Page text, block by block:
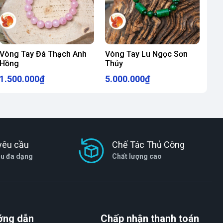
Vòng Tay Đá Thạch Anh
Hồng
1.500.000₫
Vòng Tay Lu Ngọc Sơn
Thủy
5.000.000₫
cầu
đa dạng
Chế Tác Thủ Công
Chất lượng cao
dẫn Chấp nhận thanh toán